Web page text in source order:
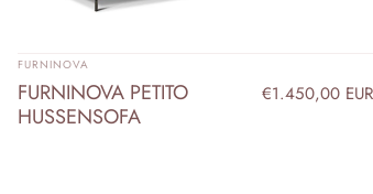
ANBIETER:
FURNINOVA
FURNINOVA PETITO
HUSSENSOFA
€1.450,00 EUR